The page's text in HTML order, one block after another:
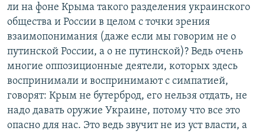
ли на фоне Крыма такого разделения украинского
общества и России в целом с точки зрения
взаимопонимания (даже если мы говорим не о
путинской России, а о не путинской)? Ведь очень
многие оппозиционные деятели, которых здесь
воспринимали и воспринимают с симпатией,
говорят: Крым не бутерброд, его нельзя отдать, не
надо давать оружие Украине, потому что все это
опасно для нас. Это ведь звучит не из уст власти, а